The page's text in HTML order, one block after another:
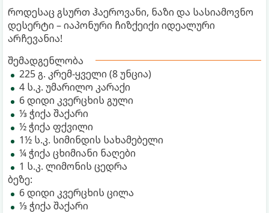
როდესაც გსურთ ჰაეროვანი, ნაზი და სასიამოვნო
დესერტი – იაპონური ჩიზქეიქი იდეალური
არჩევანია!
შემადგენლობა
225 გ. კრემ-ყველი (8 უნცია)
4 ს.კ. უმარილო კარაქი
6 დიდი კვერცხის გული
⅓ ჭიქა შაქარი
½ ჭიქა ფქვილი
1½ ს.კ. სიმინდის სახამებელი
¼ ჭიქა ცხიმიანი ნაღები
1 ს.კ. ლიმონის ცედრა
ბეზე:
6 დიდი კვერცხის ცილა
⅓ ჭიქა შაქარი